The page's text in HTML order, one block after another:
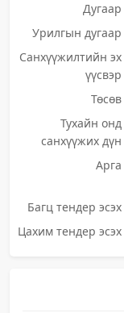
Дугаар
Урилгын дугаар
Санхүүжилтийн эх
үүсвэр
Төсөв
Тухайн онд
санхүүжих дүн
Арга
Багц тендер эсэх
Цахим тендер эсэх